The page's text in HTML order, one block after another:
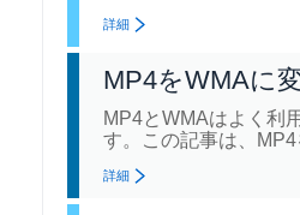
詳細
MP4をWMAに
MP4とWMAはよく利
す。この記事は、
詳細